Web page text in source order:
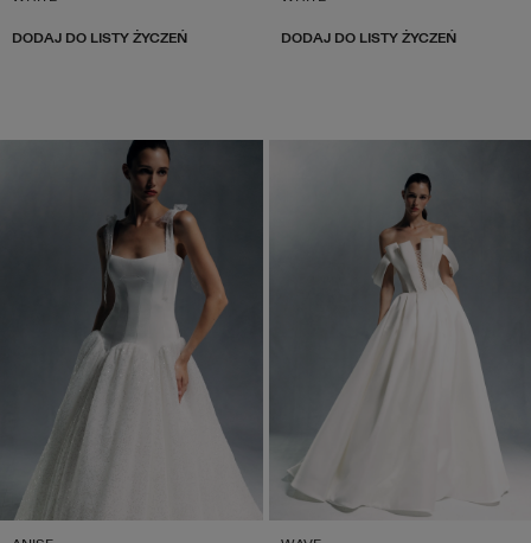
DODAJ DO LISTY ŻYCZEŃ DODAJ DO LISTY ŻYCZEŃ